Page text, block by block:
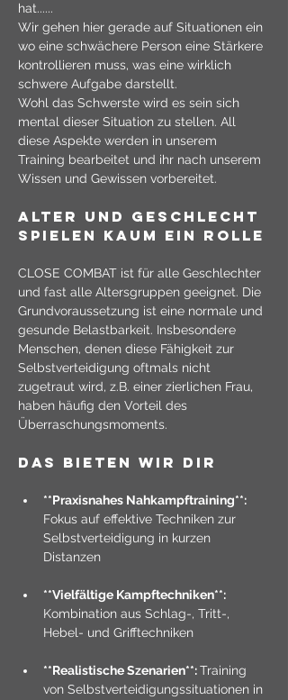
hat......
Wir gehen hier gerade auf Situationen ein
wo eine schwächere Person eine Stärkere
kontrollieren muss, was eine wirklich
schwere Aufgabe darstellt.
Wohl das Schwerste wird es sein sich
mental dieser Situation zu stellen. All
diese Aspekte werden in unserem
Training bearbeitet und ihr nach unserem
Wissen und Gewissen vorbereitet.
Alter und Geschlecht
spielen kaum ein Rolle
CLOSE COMBAT ist für alle Geschlechter
und fast alle Altersgruppen geeignet. Die
Grundvoraussetzung ist eine normale und
gesunde Belastbarkeit. Insbesondere
Menschen, denen diese Fähigkeit zur
Selbstverteidigung oftmals nicht
zugetraut wird, z.B. einer zierlichen Frau,
haben häufig den Vorteil des
Überraschungsmoments.
DAs bieten wir dir
**Praxisnahes Nahkampftraining**:
Fokus auf effektive Techniken zur
Selbstverteidigung in kurzen
Distanzen
**Vielfältige Kampftechniken**:
Kombination aus Schlag-, Tritt-,
Hebel- und Grifftechniken
**Realistische Szenarien**: Training
von Selbstverteidigungssituationen in